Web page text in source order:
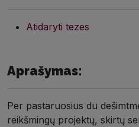
Atidaryti tezes
Aprašymas:
Per pastaruosius du
reikšmingų projektų, skirtų